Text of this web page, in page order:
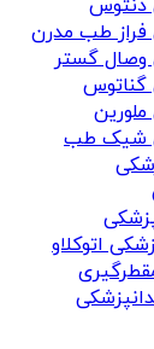
دنتوس
فراز طب مدرن
وصال گستر
گناتوس
شیک طب
اتوکلاو